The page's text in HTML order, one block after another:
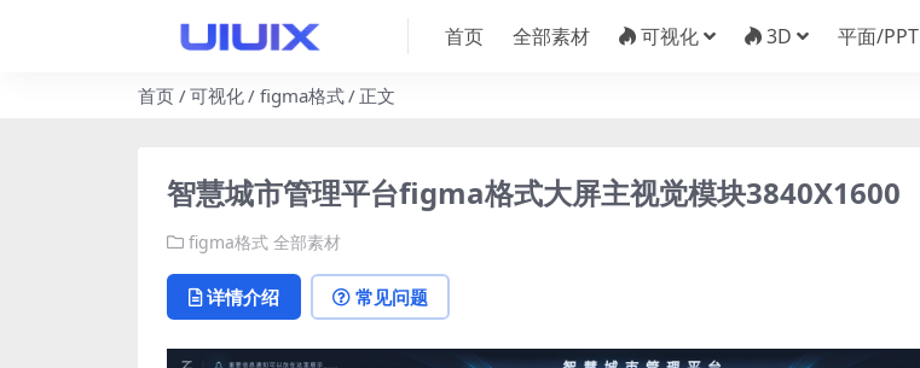
首页 全部素材 可视化 3D 平面/PPT
首页 可视化 figma格式 正文
智慧城市管理平台figma格式大屏主视觉模块3840X1600
figma格式 全部素材
详情介绍 常见问题